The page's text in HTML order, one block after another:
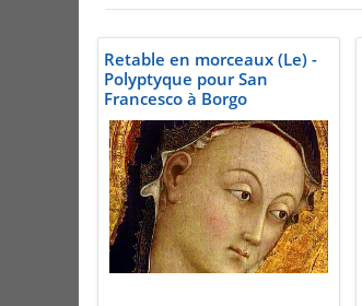
Retable en morceaux (Le) -
Polyptyque pour San
Francesco à Borgo
Sansepolcro, Sassetta, 1437-
1444